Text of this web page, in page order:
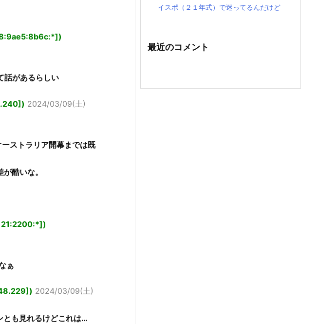
話があるらしい
2024/03/09(土)
ストラリア開幕までは既
酷いな。
ぁ
2024/03/09(土)
とも見れるけどこれは…
イスポ（２１年式）で迷ってるんだけど
最近のコメント